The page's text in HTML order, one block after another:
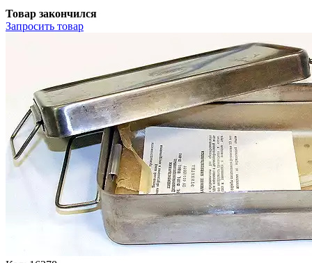
Товар закончился
Запросить товар